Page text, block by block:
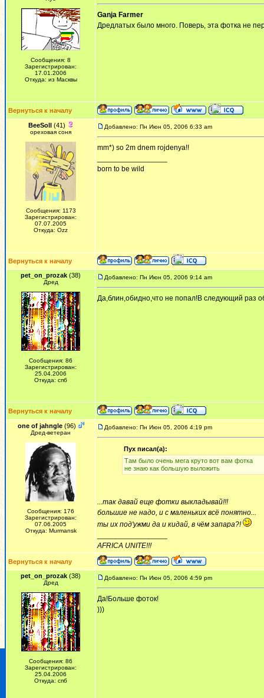
Сообщения: 8
Зарегистрирован:
17.01.2006
Откуда: из Масквы
Ganja Farmer
Дредлатых было много. Поверь, эта фотка не
Вернуться к началу
BeeSoll(41)
ореховая соня
Сообщения: 1173
Зарегистрирован:
07.07.2005
Откуда: Ozz
Добавлено: Пн Июн 05, 2006 6:33 am
mm*) so 2m dnem rojdenya!!
born to be wild
Вернуться к началу
pet_on_prozak (38)
Дред
Сообщения: 86
Зарегистрирован:
25.04.2006
Откуда: спб
Добавлено: Пн Июн 05, 2006 9:14 am
Да,блин,обидно,что не попал!В следующий раз
Вернуться к началу
one of jahngle(96)
Дред-ветеран
Сообщения: 176
Зарегистрирован:
07.06.2005
Откуда: Murmansk
Добавлено: Пн Июн 05, 2006 4:19 pm
Пух писал(а):
Там было очень мега круто вот вам фотка
не знаю как большую выложить
...так давай еще фотки выкладывай!!!
большие не надо, и с маленьких всё понятно...
ты их под'ужми да и кидай, в чём запара?!
AFRICA UNITE!!!
Вернуться к началу
pet_on_prozak (38)
Дред
Сообщения: 86
Зарегистрирован:
25.04.2006
Откуда: спб
Добавлено: Пн Июн 05, 2006 4:59 pm
Да!Больше фоток!
)))